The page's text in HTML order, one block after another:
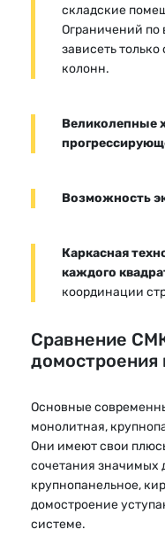
складские
Ограничений по
зависеть
колонн.
Великолепные
Возможность
Каркасная
каждого
координации
Сравнение
домостроения
Основные
монолитная,
Они имеют свои
сочетания значимых
крупнопанельное,
домостроение
системе.